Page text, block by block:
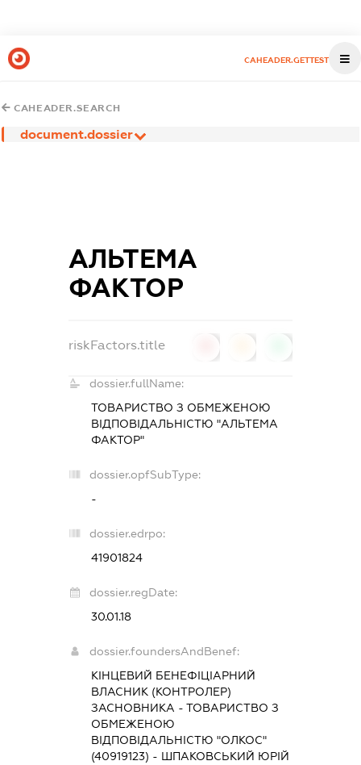
CAHEADER.GETTEST
CAHEADER.SEARCH
document.dossier
АЛЬТЕМА
ФАКТОР
riskFactors.title
dossier.fullName:
ТОВАРИСТВО З ОБМЕЖЕНОЮ
ВІДПОВІДАЛЬНІСТЮ "АЛЬТЕМА
ФАКТОР"
dossier.opfSubType:
-
dossier.edrpo:
41901824
dossier.regDate:
30.01.18
dossier.foundersAndBenef:
КІНЦЕВИЙ БЕНЕФІЦІАРНИЙ
ВЛАСНИК (КОНТРОЛЕР)
ЗАСНОВНИКА - ТОВАРИСТВО З
ОБМЕЖЕНОЮ
ВІДПОВІДАЛЬНІСТЮ "ОЛКОС"
(40919123) - ШПАКОВСЬКИЙ ЮРІЙ